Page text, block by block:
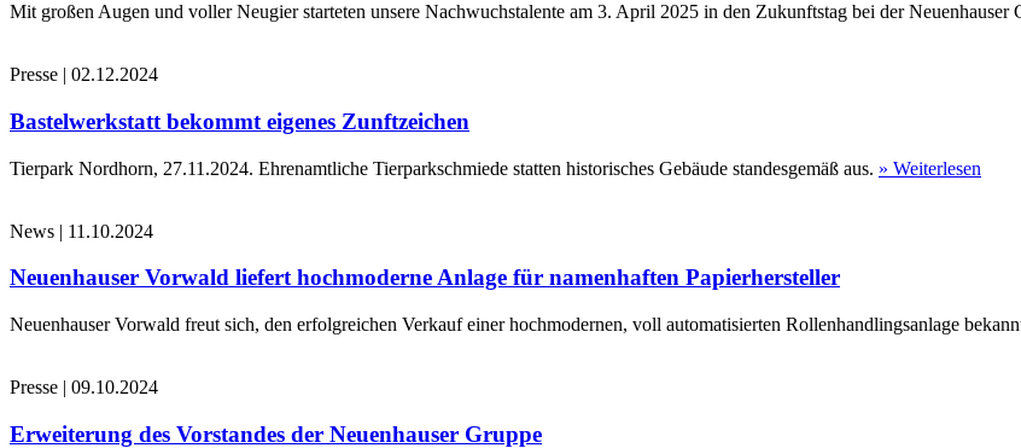
Mit großen Augen und voller Neugier starteten unsere Nachwuchstalente am 3. April 2025 in den Zukunftstag bei der Neuenhauser
Presse | 02.12.2024
Bastelwerkstatt bekommt eigenes Zunftzeichen
Tierpark Nordhorn, 27.11.2024. Ehrenamtliche Tierparkschmiede statten historisches Gebäude standesgemäß aus. » Weiterlesen
News | 11.10.2024
Neuenhauser Vorwald liefert hochmoderne Anlage für namenhaften Papierhersteller
Neuenhauser Vorwald freut sich, den erfolgreichen Verkauf einer hochmodernen, voll automatisierten Rollenhandlingsanlage
Presse | 09.10.2024
Erweiterung des Vorstandes der Neuenhauser Gruppe